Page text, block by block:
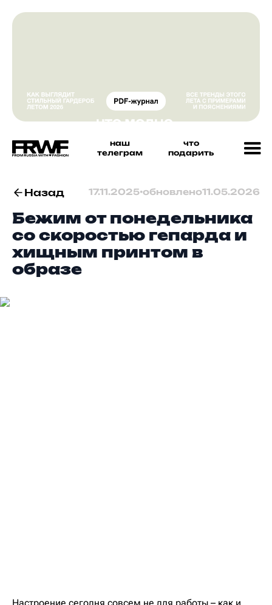
наш
телеграм
что
подарить
Назад 17.11.2025•обновлено11.05.2026
Бежим от понедельника
со скоростью гепарда и
хищным принтом в
образе